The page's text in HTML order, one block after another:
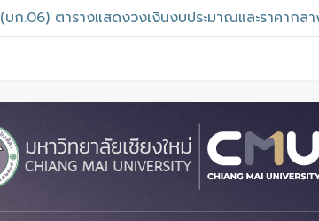
(บก.06) ตารางแสดงวงเงินงบประมาณและราคากล